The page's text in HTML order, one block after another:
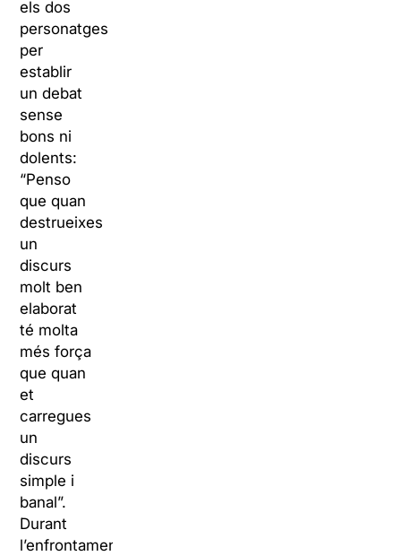
els dos
personatges
per
establir
un debat
sense
bons ni
dolents:
“Penso
que quan
destrueixes
un
discurs
molt ben
elaborat
té molta
més força
que quan
et
carregues
un
discurs
simple i
banal”.
Durant
l’enfrontament